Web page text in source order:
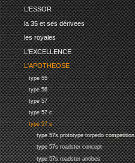
L'ESSOR
la 35 et ses dérivees
les royales
L'EXCELLENCE
L'APOTHEOSE
type 55
type 56
type 57
type 57 c
type 57 s
type 57s prototype torpedo competition
type 57s roadster concept
type 57s roadster antibes